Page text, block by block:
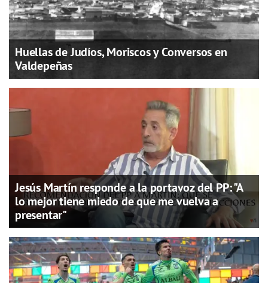
Huellas de Judíos, Moriscos y Conversos en
Valdepeñas
Jesús Martín responde a la portavoz del PP: "A
lo mejor tiene miedo de que me vuelva a
presentar"